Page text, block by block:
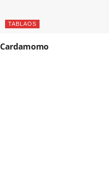
TABLAOS
Cardamomo